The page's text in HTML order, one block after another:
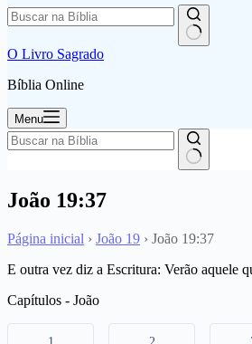
O Livro Sagrado
Bíblia Online
Menu
João 19:37
Página inicial › João 19 › João 19:37
E outra vez diz a Escritura: Verão aquele
Capítulos - João